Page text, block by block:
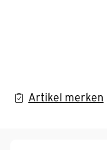
Artikel merken